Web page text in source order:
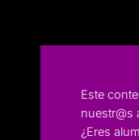
Este
nuestr@s
¿Eres